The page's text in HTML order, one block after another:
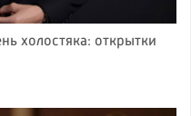
холостяка: открытки